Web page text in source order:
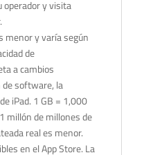
operador y visita
menor y varía según
de
a cambios
de software, la
iPad. 1 GB = 1,000
millón de millones de
real es menor.
en el App Store. La